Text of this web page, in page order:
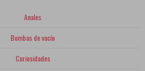
Anales
Bombas de vacío
Curiosidades